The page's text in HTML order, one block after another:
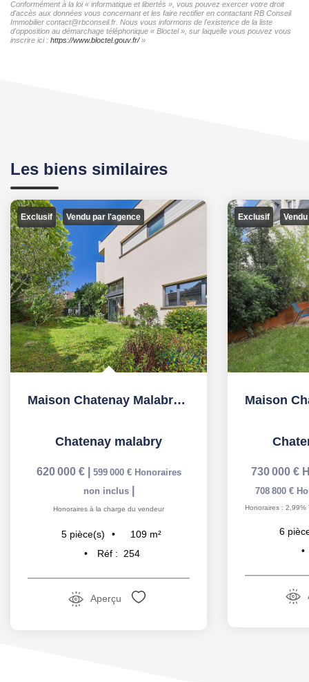
Conformément à la loi « informatique et libertés », vous pouvez exercer votre droit
d'accès aux données vous concernant et les faire rectifier en contactant RB Conseil
Immobilier contact@rbconseil.fr. Nous vous informons de l'existence de la liste
d'opposition au démarchage téléphonique « Bloctel », sur laquelle vous pouvez vous
inscrire ici : https://www.bloctel.gouv.fr/»
Les biens similaires
Exclusif Vendu par l'agence
Maison Chatenay Malabry 5 pièce(s) 108.87 m2
Chatenay malabry
620 000 € 599 000 € Honoraires
non inclus
Honoraires à la charge du vendeur
5 pièce(s) 109 m²
Réf :
254
Aperçu
Exclusif Vendu
730 000 €
708 800 €
Honoraires : 2,99%
6